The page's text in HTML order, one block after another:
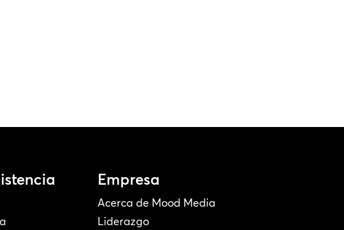
Empresa
Acerca de Mood Media
Liderazgo